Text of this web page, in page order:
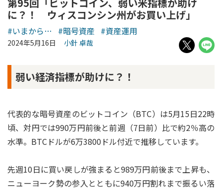
に？！ ウィスコンシン州がお買い上げ」
#いまから… #暗号資産 #資産運用
2024年5月16日 小針 卓哉
弱い経済指標が助けに？！
代表的な暗号資産のビットコイン（BTC）は5月15日22時
頃、対円では990万円前後と前週（7日前）比で約2％高の
水準。BTCドルが6万3800ドル付近で推移しています。
先週10日に買い戻しが強まると989万円前後まで上昇も、
ニューヨーク勢の参入とともに940万円割れまで振るい落